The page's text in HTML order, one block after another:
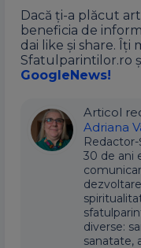
Dacă ți-a plăcut
beneficia de
dai like și share.
Sfatulparintilor.ro
GoogleNews!
Articol
Adriana
30 de ani
diverse:
sanatate,